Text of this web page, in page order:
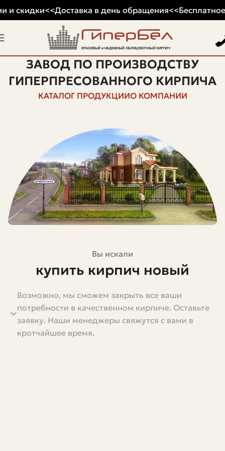
ЗАВОД ПО ПРОИЗВОДСТВУ
ГИПЕРПРЕСОВАННОГО КИРПИЧА
КАТАЛОГ ПРОДУКЦИИО КОМПАНИИ
Вы искали
купить кирпич новый
Если вы задумали строить дом, забор, печь или просто
поменять облицовку фасада, вопрос "купить кирпич
новый" появляется первым и остается одним из самых
важных до завершения проекта. Кирпич — материал
Возможно, мы сможем закрыть все ваши
потребности в качественном кирпиче. Оставьте
заявку. Наши менеджеры свяжутся с вами в
кротчайшее время.
и скидки<<Доставка в день обращения<<Бесплатное